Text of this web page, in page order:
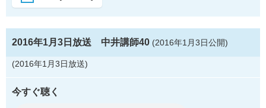
2016年1月3日放送 中井講師40 (2016年1月3日公開)
(2016年1月3日放送)
今すぐ聴く